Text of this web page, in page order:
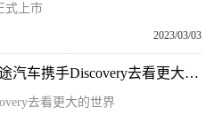
式上市
2023/03/03
全球观点：探索与发现：捷途汽车携手Discovery去看更大的世界
去看更大的世界